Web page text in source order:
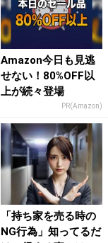
Amazon今日も見逃
せない！80%OFF以
上が続々登場
PR(Amazon)
「持ち家を売る時の
NG行為」知ってるだ